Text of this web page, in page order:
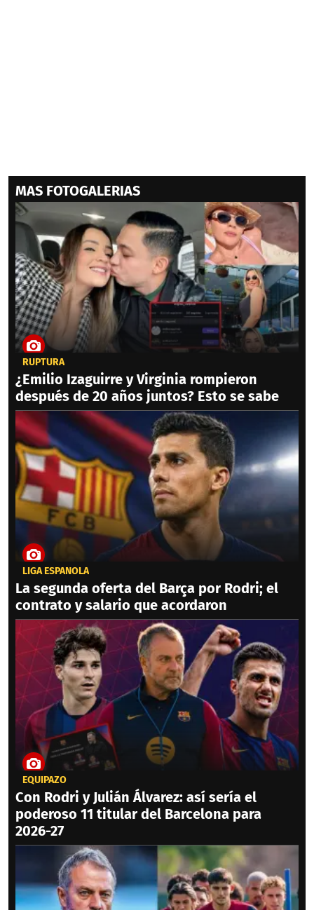
MAS FOTOGALERIAS
RUPTURA
¿Emilio Izaguirre y Virginia rompieron
después de 20 años juntos? Esto se sabe
LIGA ESPAÑOLA
La segunda oferta del Barça por Rodri; el
contrato y salario que acordaron
EQUIPAZO
Con Rodri y Julián Álvarez: así sería el
poderoso 11 titular del Barcelona para
2026-27